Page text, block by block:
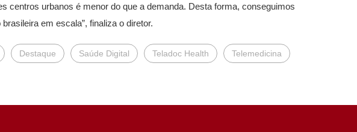
centros urbanos é menor do que a demanda. Desta forma, conseguimos
em escala”, finaliza o diretor.
Destaque Saúde Digital Teladoc Health Telemedicina